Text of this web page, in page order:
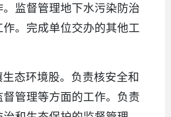
监督管理地下水污染防治
。完成单位交办的其他工
生态环境股。负责核安全和
管理等方面的工作。负责